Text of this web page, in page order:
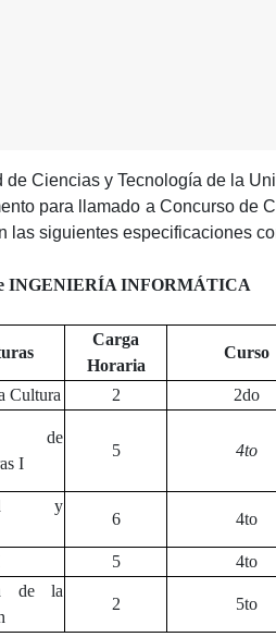
de Ciencias y Tecnología de la
para llamado a Concurso de
las siguientes especificaciones
INGENIERÍA INFORMÁTICA
Carga
Horaria
Curso
Cultura 2 2do
de
I
5 4to
y
6 4to
5 4to
de la
2 5to